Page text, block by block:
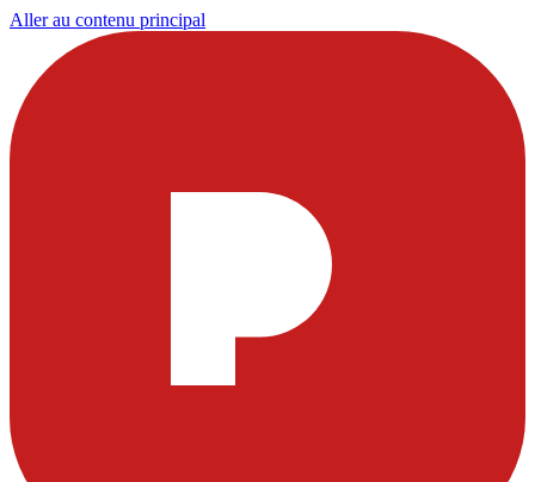
Aller au contenu principal